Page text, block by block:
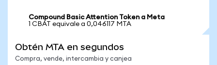
Compound Basic Attention Token a Meta
1 CBAT equivale a 0,046117 MTA
Obtén MTA en segundos
Compra, vende, intercambia y canjea